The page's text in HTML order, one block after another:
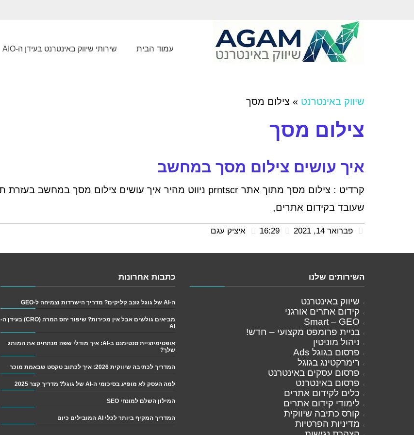
עמוד הבית שירותי שיווק באינטרנט בעידן ה-AIO
שיווק באינטרנט » צילום מסך
צילום מסך
איך עושים צילום מסך במחשב
שעובד בקידום אתרים,
פברואר 14, 2021 איציק עגם
השירותים שלנו
שיווק באינטרנט
קידום אתרים אורגני
Smart – GEO
בניית פרומפט מקצועי – חדש!
ניהול מוניטין
פרסום בגוגל Ads
רימרקטינג בגוגל
פרסום עסקים באינטרנט
פרסום באינטרנט
כלים לקידום אתרים
לימודי קידום אתרים
קורס כתיבה שיווקית
מדיניות הפרטיות
כתבות אחרונות
ה-AI של גוגל גונב קליקים? מדריך הישרדות וצמיחה ל-GEO
מביאים גולשים אבל אין מכירות? שיפור יחס המרה (CRO) בעידן ה-
AI
אופטימיזציית סנטימנט ב-AI: איך מודלי שפה מנתחים את המותג
שלך?
המדריך לכתיבה שיווקית 2026: איך לכתוב טקסט שבאמת מוכר
למה העסק לא מופיע בסיכומי ה-AI של גוגל? מדריך קצר 2025
המילון השלם למונחי SEO
המדריך המקיף ביותר לכלי AI המובילים כיום